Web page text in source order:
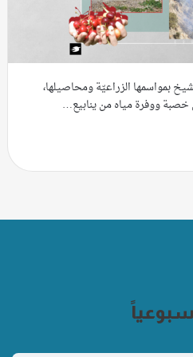
بمواسمها الزراعيّة ومحاصيلها،
ووفرة مياه من ينابيع…